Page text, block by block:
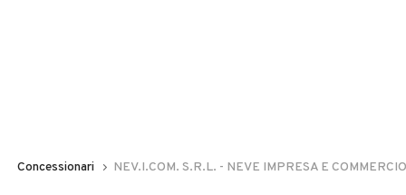
Concessionari NEV.I.COM. S.R.L. - NEVE IMPRESA E COMMERCIO